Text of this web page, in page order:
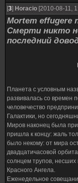
[3] Horacio [2010-08-11,
Mortem effugere
Смерти никто
последний
Планета с условным
развивалась со времен
человечество
Галактики, но
Миров наконец была
пришла к концу: жаль
было некому: от мира
двадцатичасовой
солнцем трупов,
Красного Ангела.
Еженедельное